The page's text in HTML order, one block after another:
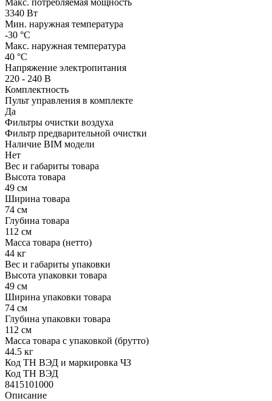
3340 Вт
Мин. наружная температура
-30 °С
Макс. наружная температура
40 °С
Напряжение электропитания
220 - 240 В
Комплектность
Пульт управления в комплекте
Да
Фильтры очистки воздуха
Фильтр предварительной очистки
Наличие BIM модели
Нет
Вес и габариты товара
Высота товара
49 см
Ширина товара
74 см
Глубина товара
112 см
Масса товара (нетто)
44 кг
Вес и габариты упаковки
Высота упаковки товара
49 см
Ширина упаковки товара
74 см
Глубина упаковки товара
112 см
Масса товара с упаковкой (брутто)
44.5 кг
Код ТН ВЭД и маркировка ЧЗ
Код ТН ВЭД
8415101000
Описание